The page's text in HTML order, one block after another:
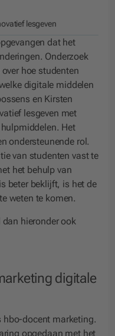
lesgeven
dat het
Onderzoek
hoe studenten
digitale middelen
en Kirsten
lesgeven met
Het
ondersteunende rol.
van studenten vast te
het behulp van
beter beklijft, is het de
weten te komen.
hieronder ook
digitale
hbo-docent marketing.
opgedaan met het